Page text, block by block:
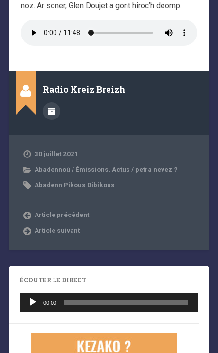
noz. Ar soner, Glen Doujet a gont hiroc’h deomp.
Radio Kreiz Breizh
30 juillet 2021
Abadennoù / Émissions, Actus / petra nevez ?
Abadenn Pikous Dibikous
Article précédent
Article suivant
ÉCOUTER LE DIRECT
audio
00:00